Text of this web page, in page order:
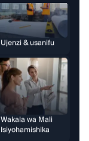
Ujenzi & usanifu
Wakala wa Mali
Isiyohamishika